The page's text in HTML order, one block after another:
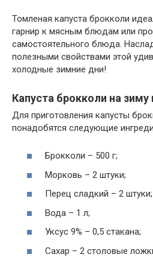
Томленая капуста брокколи
гарнир к мясным блюдам или
самостоятельного блюда.
полезными свойствами этой
холодные зимние дни!
Капуста брокколи на
Для приготовления капусты
понадобятся следующие
Брокколи – 500 г;
Морковь – 2 штуки;
Перец сладкий – 2 штуки;
Вода – 1 л;
Уксус 9% – 0,5 стакана;
Сахар – 2 столовые